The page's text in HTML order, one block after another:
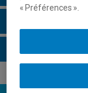
« Préférences ».